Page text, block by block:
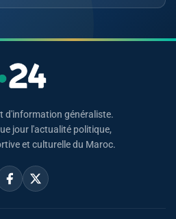
d'information généraliste.
jour l'actualité politique,
et culturelle du Maroc.